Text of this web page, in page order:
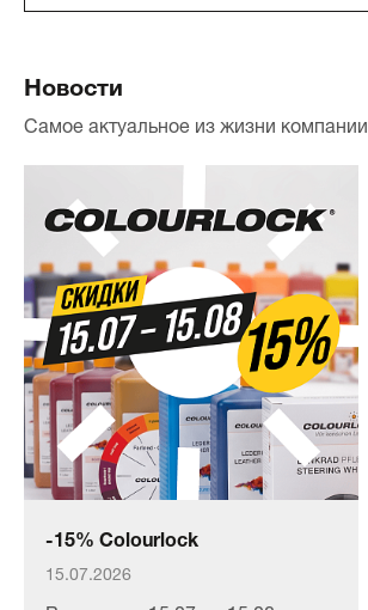
Новости
Самое актуальное из жизни компании
-15% Colourlock
15.07.2026